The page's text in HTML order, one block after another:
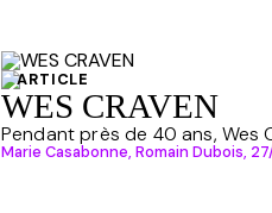
ARTICLE
WES CRAVEN
Pendant près de 40 ans, Wes
Marie Casabonne, Romain Dubois,